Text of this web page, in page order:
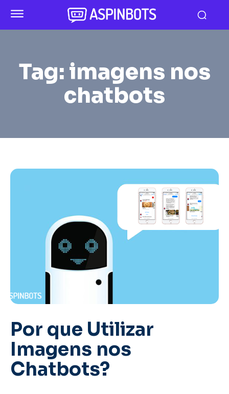
Tag: imagens nos
chatbots
Por que Utilizar
Imagens nos
Chatbots?